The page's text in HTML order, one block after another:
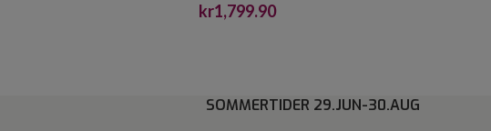
kr1,799.90
SOMMERTIDER 29.JUN-30.AUG